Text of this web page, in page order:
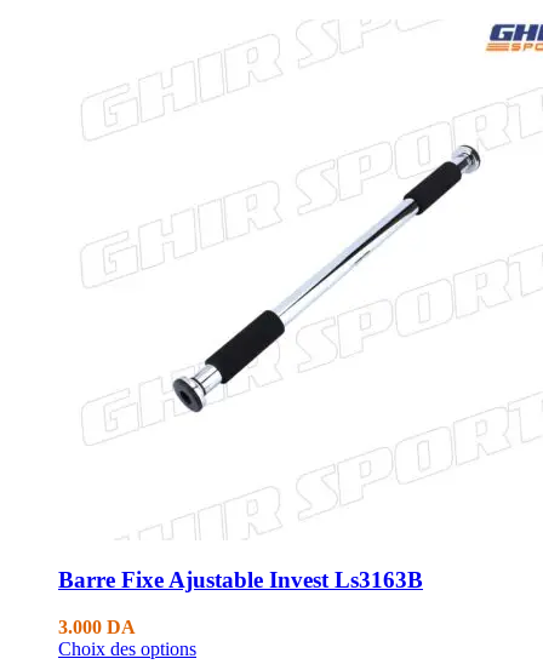
Barre Fixe Ajustable Invest Ls3163B
3.000 DA
Choix des options